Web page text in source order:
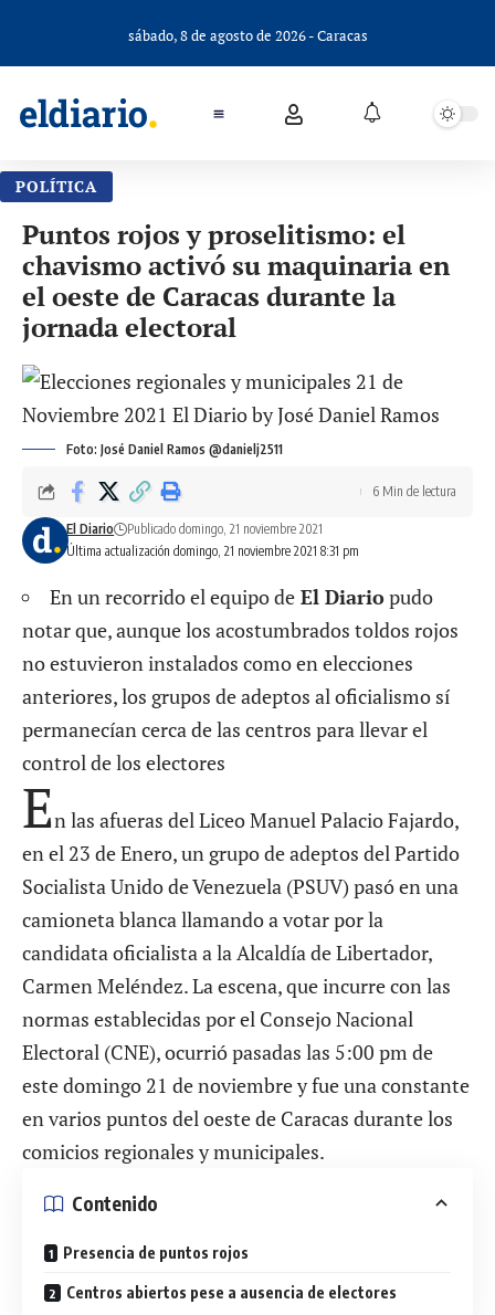
sábado, 8 de agosto de 2026 - Caracas
POLÍTICA
Puntos rojos y proselitismo: el
chavismo activó su maquinaria en
el oeste de Caracas durante la
jornada electoral
Foto: José Daniel Ramos @danielj2511
Última actualización domingo, 21 noviembre 2021 8:31 pm
El Diario Publicado domingo, 21 noviembre 2021
6 Min de lectura
En un recorrido el equipo de El Diariopudo
notar que, aunque los acostumbrados toldos rojos
no estuvieron instalados como en elecciones
anteriores, los grupos de adeptos al oficialismo sí
permanecían cerca de las centros para llevar el
control de los electores
En las afueras del Liceo Manuel Palacio Fajardo,
en el 23 de Enero, un grupo de adeptos del Partido
Socialista Unido de Venezuela (PSUV) pasó en una
camioneta blanca llamando a votar por la
candidata oficialista a la Alcaldía de Libertador,
Carmen Meléndez. La escena, que incurre con las
normas establecidas por el Consejo Nacional
Electoral (CNE), ocurrió pasadas las 5:00 pm de
este domingo 21 de noviembre y fue una constante
en varios puntos del oeste de Caracas durante los
comicios regionales y municipales.
Contenido
Presencia de puntos rojos
Centros abiertos pese a ausencia de electores